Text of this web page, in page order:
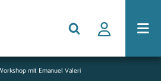
mit Emanuel Valeri